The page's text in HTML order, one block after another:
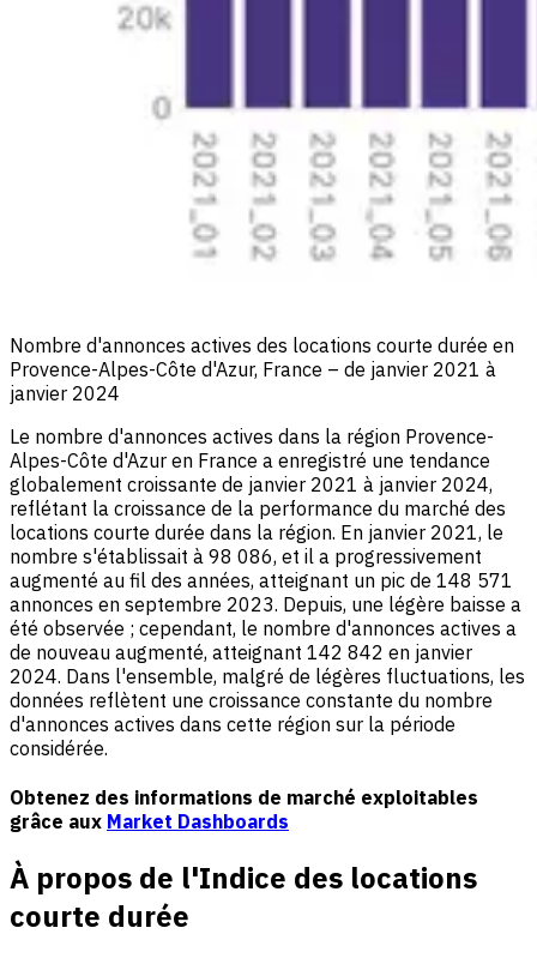
Nombre d'annonces actives des locations courte durée en
Provence-Alpes-Côte d'Azur, France – de janvier 2021 à
janvier 2024
Le nombre d'annonces actives dans la région Provence-
Alpes-Côte d'Azur en France a enregistré une tendance
globalement croissante de janvier 2021 à janvier 2024,
reflétant la croissance de la performance du marché des
locations courte durée dans la région. En janvier 2021, le
nombre s'établissait à 98 086, et il a progressivement
augmenté au fil des années, atteignant un pic de 148 571
annonces en septembre 2023. Depuis, une légère baisse a
été observée ; cependant, le nombre d'annonces actives a
de nouveau augmenté, atteignant 142 842 en janvier
2024. Dans l'ensemble, malgré de légères fluctuations, les
données reflètent une croissance constante du nombre
d'annonces actives dans cette région sur la période
considérée.
Obtenez des informations de marché exploitables
grâce aux Market Dashboards
À propos de l'Indice des locations
courte durée